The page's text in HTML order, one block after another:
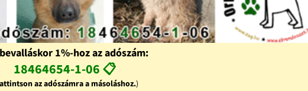
1%-hoz az adószám:
18464654-1-06 📋
az adószámra a másoláshoz.)